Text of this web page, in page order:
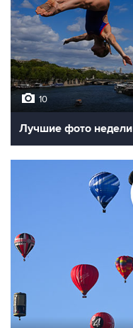
10
Лучшие фото недели